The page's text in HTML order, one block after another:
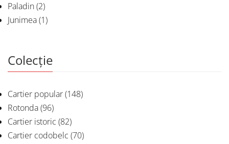
Paladin(2)
Junimea(1)
Colecție
Cartier popular(148)
Rotonda(96)
Cartier istoric (82)
Cartier codobelc (70)